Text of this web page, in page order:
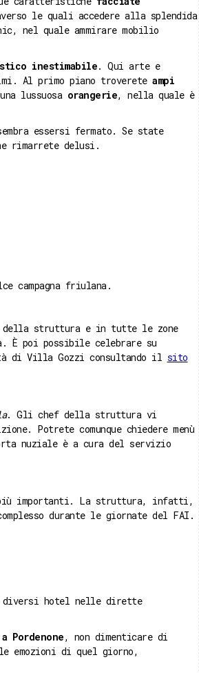
le quali accedere alla splendida
nel quale ammirare mobilio
inestimabile. Qui arte e
Al primo piano troverete ampi
lussuosa orangerie, nella quale è
essersi fermato. Se state
rimarrete delusi.
campagna friulana.
della struttura e in tutte le zone
È poi possibile celebrare su
di Villa Gozzi consultando il sito
. Gli chef della struttura vi
Potrete comunque chiedere menù
nuziale è a cura del servizio
importanti. La struttura, infatti,
durante le giornate del FAI.
diversi hotel nelle dirette
Pordenone, non dimenticare di
emozioni di quel giorno,